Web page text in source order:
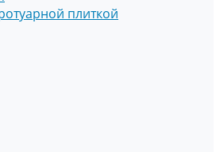
плиткой